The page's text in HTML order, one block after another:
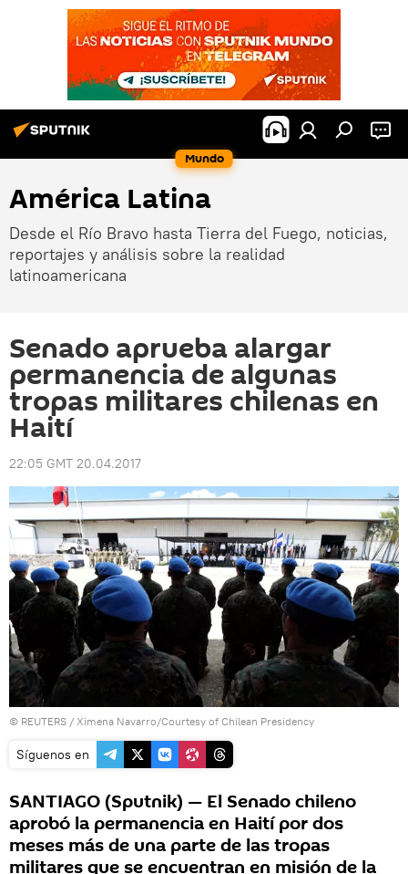
Mundo
América Latina
Desde el Río Bravo hasta Tierra del Fuego, noticias,
reportajes y análisis sobre la realidad
latinoamericana
Senado aprueba alargar
permanencia de algunas
tropas militares chilenas en
Haití
22:05 GMT 20.04.2017
© REUTERS / Ximena Navarro/Courtesy of Chilean Presidency
Síguenos en
SANTIAGO (Sputnik) — El Senado chileno
aprobó la permanencia en Haití por dos
meses más de una parte de las tropas
militares que se encuentran en misión de la